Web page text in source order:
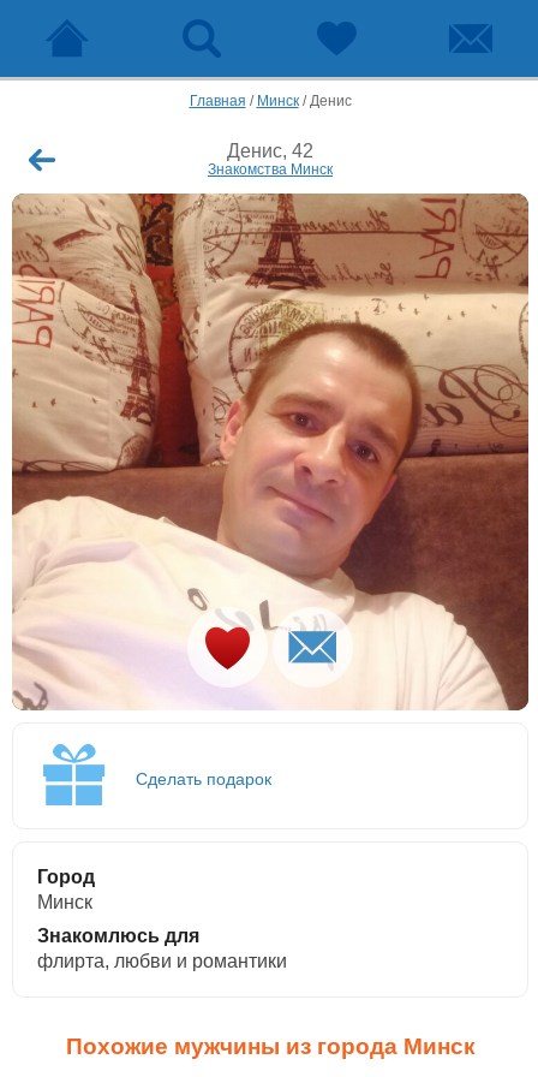
Главная / Минск/Денис
Денис, 42
Знакомства Минск
Сделать подарок
Город
Минск
Знакомлюсь для
флирта, любви и романтики
Похожие мужчины из города Минск